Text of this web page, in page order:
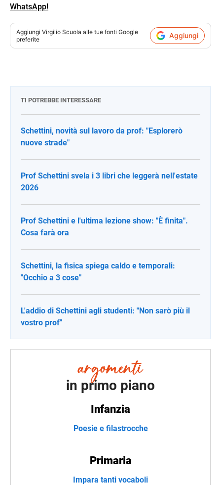
WhatsApp!
Aggiungi Virgilio Scuola alle tue fonti Google
preferite
Aggiungi
TI POTREBBE INTERESSARE
Schettini, novità sul lavoro da prof: "Esplorerò
nuove strade"
Prof Schettini svela i 3 libri che leggerà nell'estate
2026
Prof Schettini e l'ultima lezione show: "È finita".
Cosa farà ora
Schettini, la fisica spiega caldo e temporali:
"Occhio a 3 cose"
L'addio di Schettini agli studenti: "Non sarò più il
vostro prof"
in primo piano
Infanzia
Poesie e filastrocche
Primaria
Impara tanti vocaboli